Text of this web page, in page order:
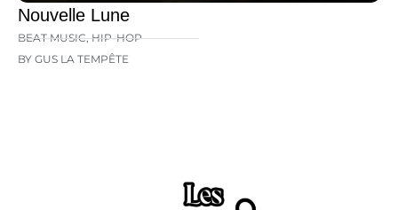
Nouvelle Lune
BEAT MUSIC,HIP-HOP
BY GUS LA TEMPÊTE